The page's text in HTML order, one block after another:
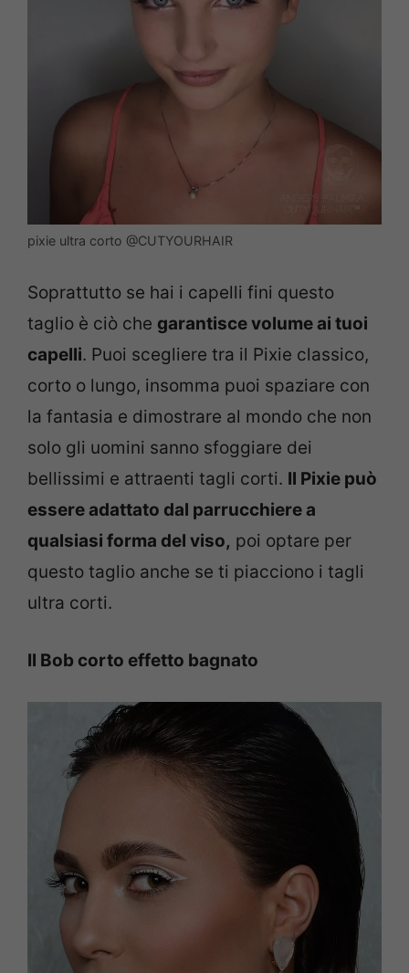
pixie ultra corto @CUTYOURHAIR
Soprattutto se hai i capelli fini questo
taglio è ciò che garantisce volume ai tuoi
capelli. Puoi scegliere tra il Pixie classico,
corto o lungo, insomma puoi spaziare con
la fantasia e dimostrare al mondo che non
solo gli uomini sanno sfoggiare dei
bellissimi e attraenti tagli corti. Il Pixie può
essere adattato dal parrucchiere a
qualsiasi forma del viso, poi optare per
questo taglio anche se ti piacciono i tagli
ultra corti.
Il Bob corto effetto bagnato